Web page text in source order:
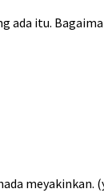
ada itu.
meyakinkan.